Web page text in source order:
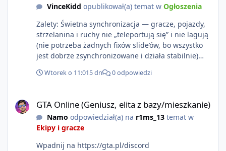
VinceKidd opublikował(a) temat w Ogłoszenia
Zalety: Świetna synchronizacja — gracze, pojazdy,
strzelanina i ruchy nie „teleportują się” i nie lagują
(nie potrzeba żadnych fixów slide’ów, bo wszystko
jest dobrze zsynchronizowane i działa stabilnie)
poziomie multiplayera Wygodne pisanie własnych
Kontakt: Discord — vincekidd Telegram —
xvincekidd Wideo demonstracyjne:
https://youtu.be/8IrdoG8iFz4
Wtorek o 11:015 dn 0 odpowiedzi
GTA Online (Geniusz, elita z bazy/mieszkanie)
Namo odpowiedział(a) na r1ms_13temat w
Ekipy i gracze
Wpadnij na https://gta.pl/discord